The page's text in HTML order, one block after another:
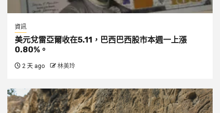
資訊
美元兌雷亞爾收在5.11，巴西巴西股市本週一上漲
0.80%。
2 天 ago 林美玲